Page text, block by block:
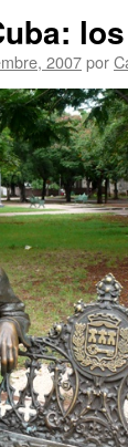
2007por